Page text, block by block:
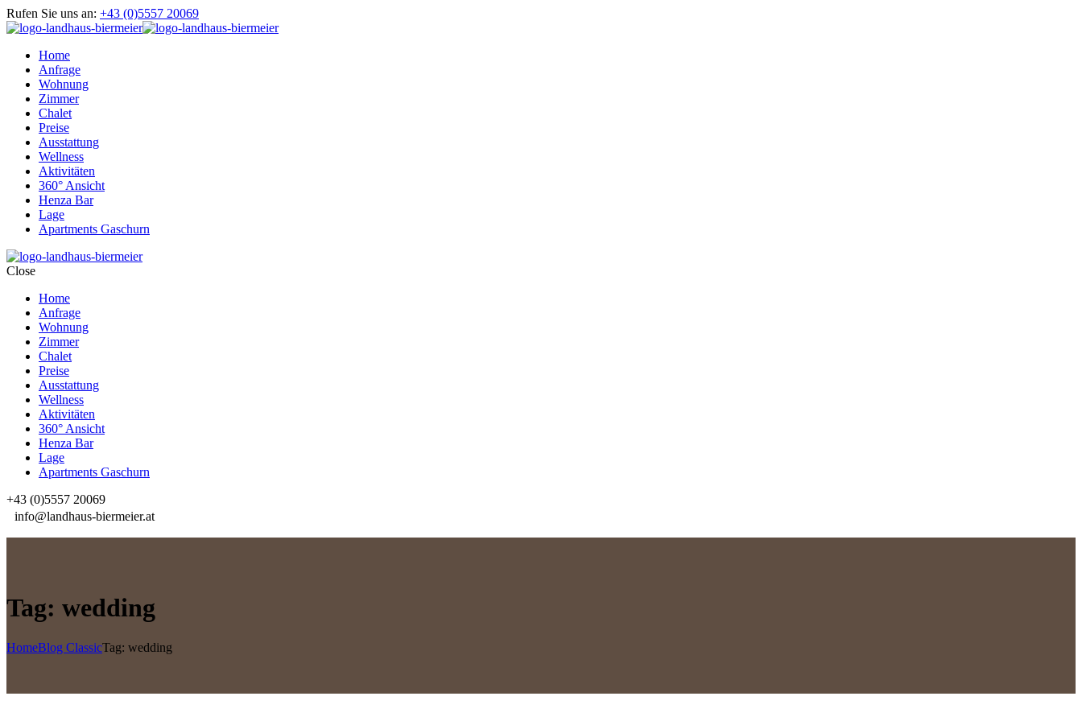
Rufen Sie uns an: +43 (0)5557 20069
Home
Anfrage
Wohnung
Zimmer
Chalet
Preise
Ausstattung
Wellness
Aktivitäten
360° Ansicht
Henza Bar
Lage
Apartments Gaschurn
Close
Home
Anfrage
Wohnung
Zimmer
Chalet
Preise
Ausstattung
Wellness
Aktivitäten
360° Ansicht
Henza Bar
Lage
Apartments Gaschurn
+43 (0)5557 20069
info@landhaus-biermeier.at
Tag: wedding
HomeBlog ClassicTag: wedding